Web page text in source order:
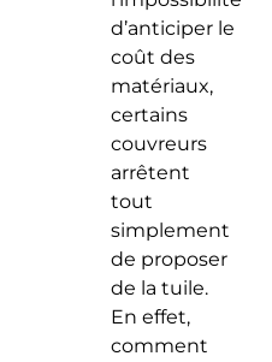
d’anticiper le
coût des
matériaux,
certains
couvreurs
arrêtent
tout
simplement
de proposer
de la tuile.
En effet,
comment